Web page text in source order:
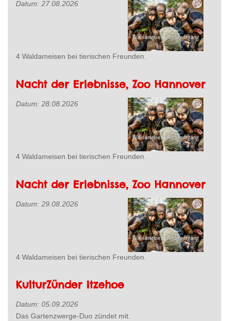
Datum: 27.08.2026
4 Waldameisen bei tierischen Freunden.
Nacht der Erlebnisse, Zoo Hannover
Datum: 28.08.2026
4 Waldameisen bei tierischen Freunden.
Nacht der Erlebnisse, Zoo Hannover
Datum: 29.08.2026
4 Waldameisen bei tierischen Freunden.
KulturZünder Itzehoe
Datum: 05.09.2026
Das Gartenzwerge-Duo zündet mit.